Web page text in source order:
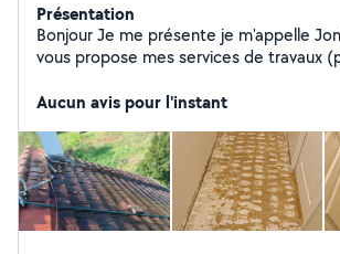
Présentation
Bonjour Je me présente je m'appelle Joni Teixeira Je
vous propose mes services de travaux
nettoyage de toiture et terrasse et tout
d'expérience et travail sérieux Si vous
n'hésitez pas à me
Aucun avis pour l'instant